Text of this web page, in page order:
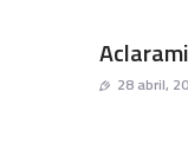
TIPS
28 abril,